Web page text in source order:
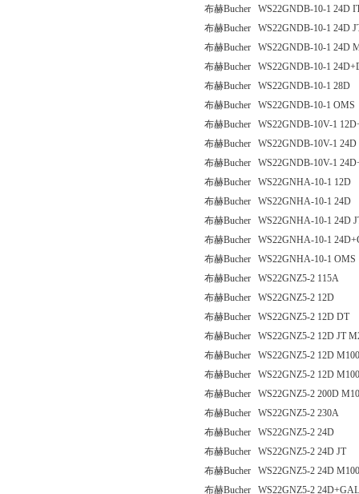
布赫Bucher WS22GNDB-10-1 24D
布赫Bucher WS22GNDB-10-1 24D
布赫Bucher WS22GNDB-10-1 24D
布赫Bucher WS22GNDB-10-1
布赫Bucher WS22GNDB-10-1 28D
布赫Bucher WS22GNDB-10-1 OMS
布赫Bucher WS22GNDB-10V-1
布赫Bucher WS22GNDB-10V-1 24D
布赫Bucher WS22GNDB-10V-1
布赫Bucher WS22GNHA-10-1 12D
布赫Bucher WS22GNHA-10-1 24D
布赫Bucher WS22GNHA-10-1 24D
布赫Bucher WS22GNHA-10-1
布赫Bucher WS22GNHA-10-1 OMS
布赫Bucher WS22GNZ5-2 115A
布赫Bucher WS22GNZ5-2 12D
布赫Bucher WS22GNZ5-2 12D DT
布赫Bucher WS22GNZ5-2 12D JT
布赫Bucher WS22GNZ5-2 12D M100
布赫Bucher WS22GNZ5-2 12D
布赫Bucher WS22GNZ5-2 200D
布赫Bucher WS22GNZ5-2 230A
布赫Bucher WS22GNZ5-2 24D
布赫Bucher WS22GNZ5-2 24D JT
布赫Bucher WS22GNZ5-2 24D M100
布赫Bucher WS22GNZ5-2